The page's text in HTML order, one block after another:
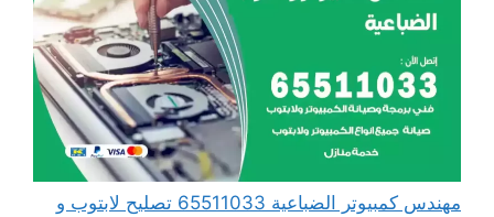
مهندس كمبيوتر الضباعية 65511033 تصليح لابتوب و